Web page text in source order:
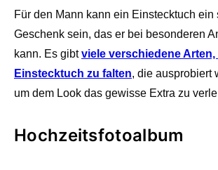
Für den Mann kann ein Einstecktuch ein
Geschenk sein, das er bei besonderen
kann. Es gibtviele verschiedene Arten,
Einstecktuch zu falten, die ausprobiert
um dem Look das gewisse Extra zu
Hochzeitsfotoalbum